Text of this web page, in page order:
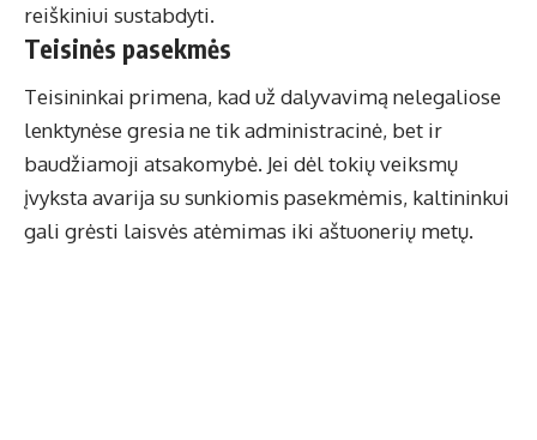
reiškiniui sustabdyti.
Teisinės pasekmės
Teisininkai primena, kad už dalyvavimą nelegaliose
lenktynėse gresia ne tik administracinė, bet ir
baudžiamoji atsakomybė. Jei dėl tokių veiksmų
įvyksta avarija su sunkiomis pasekmėmis, kaltininkui
gali grėsti laisvės atėmimas iki aštuonerių metų.